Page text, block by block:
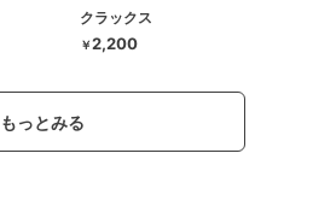
クラックス
￥2,200
もっとみる